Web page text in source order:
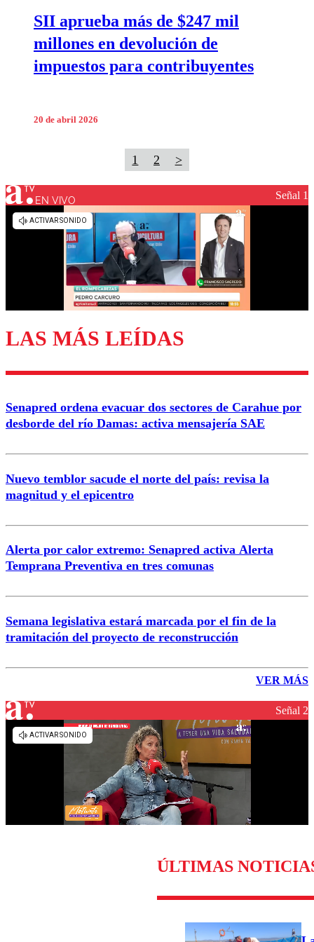
SII aprueba más de $247 mil
millones en devolución de
impuestos para contribuyentes
20 de abril 2026
1 2 >
EN VIVO Señal 1
LAS MÁS LEÍDAS
Senapred ordena evacuar dos sectores de Carahue por
desborde del río Damas: activa mensajería SAE
Nuevo temblor sacude el norte del país: revisa la
magnitud y el epicentro
Alerta por calor extremo: Senapred activa Alerta
Temprana Preventiva en tres comunas
Semana legislativa estará marcada por el fin de la
tramitación del proyecto de reconstrucción
VER MÁS
Señal 2
ÚLTIMAS